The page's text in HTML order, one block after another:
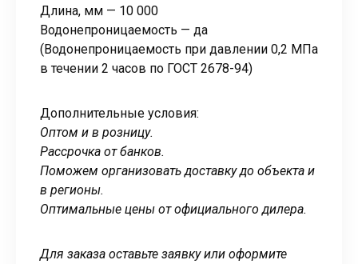
Длина, мм — 10 000
Водонепроницаемость — да
(Водонепроницаемость при давлении 0,2 МПа
в течении 2 часов по ГОСТ 2678-94)
Дополнительные условия:
Оптом и в розницу.
Рассрочка от банков.
Поможем организовать доставку до объекта и
в регионы.
Оптимальные цены от официального дилера.
Для заказа оставьте заявку или оформите